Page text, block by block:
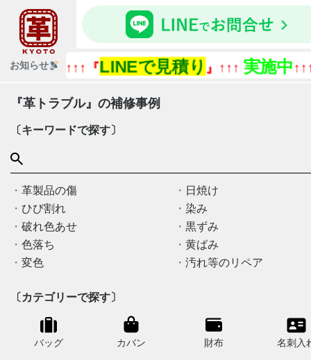
お知らせ
↑↑↑『LINEで見積り』↑↑↑実施中↑↑↑『今
『革トラブル』の補修事例
〔キーワードで探す〕
革製品の傷
日焼け
ひび割れ
染み
破れ色あせ
黒ずみ
色落ち
黄ばみ
変色
汚れ等のリペア
〔カテゴリーで探す〕
バッグ カバン 財布 名刺入